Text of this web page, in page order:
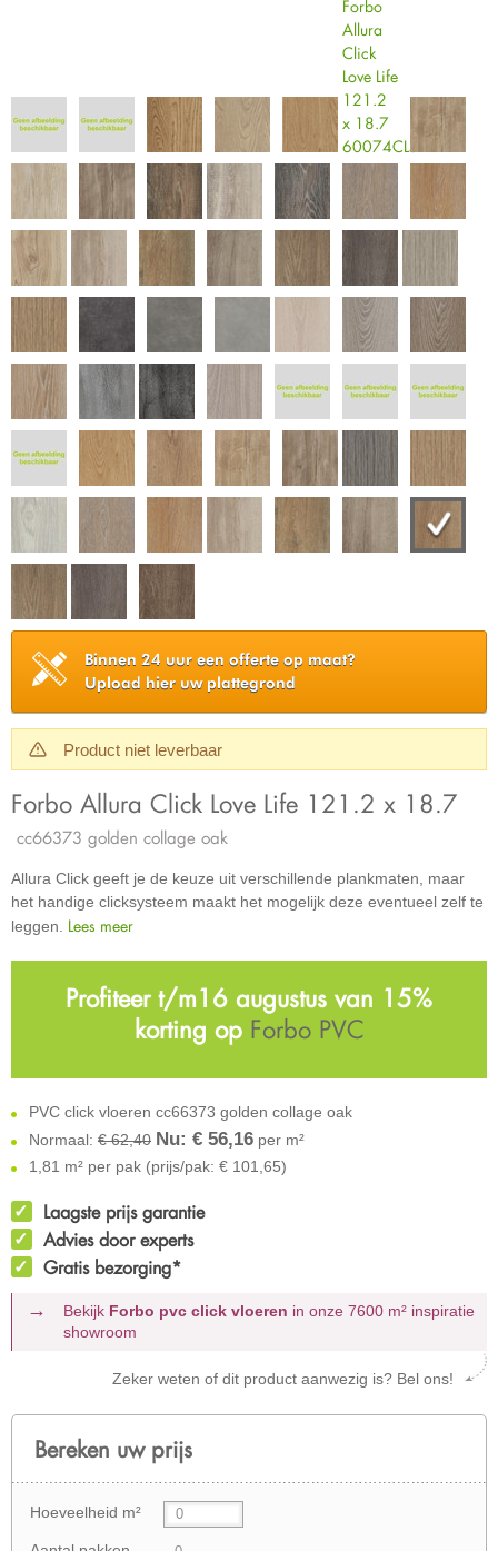
Binnen 24 uur een offerte op maat?
Upload hier uw plattegrond
Product niet leverbaar
Forbo Allura Click Love Life 121.2 x 18.7
cc66373 golden collage oak
Allura Click geeft je de keuze uit verschillende plankmaten, maar
het handige clicksysteem maakt het mogelijk deze eventueel zelf te
leggen. Lees meer
Profiteer t/m16 augustus van 15%
korting op Forbo PVC
PVC click vloeren cc66373 golden collage oak
Normaal: € 62,40 Nu: € 56,16 per m²
1,81 m² per pak (prijs/pak: € 101,65)
Laagste prijs garantie
Advies door experts
Gratis bezorging*
Bekijk Forbo pvc click vloeren in onze 7600 m² inspiratie
showroom
Zeker weten of dit product aanwezig is? Bel ons!
Bereken uw prijs
Hoeveelheid m²